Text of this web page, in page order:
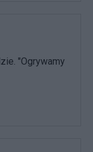
"Ogrywamy